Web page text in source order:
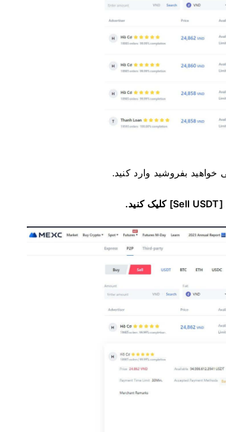
[Sell USDT] کلیک کنید.